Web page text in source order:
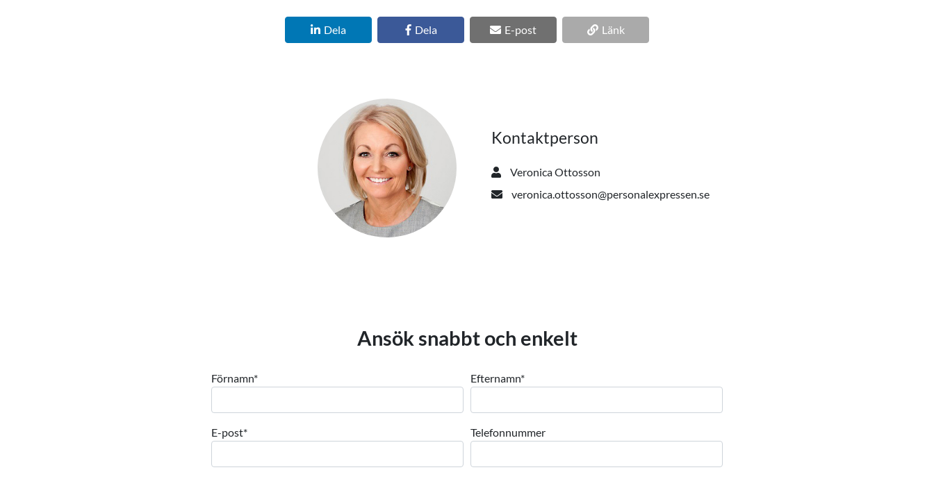
Dela Dela E-post Länk
Kontaktperson
Veronica Ottosson
veronica.ottosson@personalexpressen.se
Ansök snabbt och enkelt
Förnamn* Efternamn*
E-post* Telefonnummer